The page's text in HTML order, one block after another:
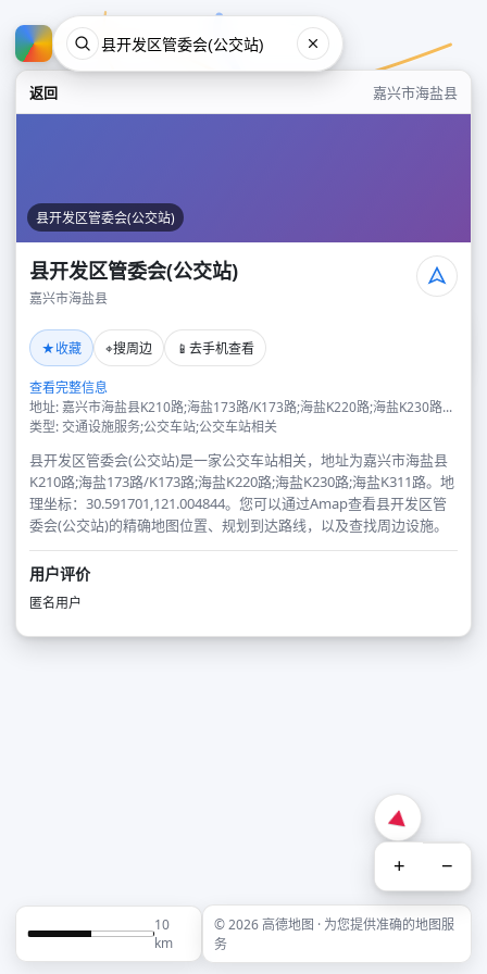
返回 嘉兴市海盐县
县开发区管委会(公交站)
县开发区管委会(公交站)
嘉兴市海盐县
★收藏 ⌖搜周边 📱 去手机查看
查看完整信息
地址: 嘉兴市海盐县K210路;海盐173路/K173路;海盐K220路;海盐K230路...
类型: 交通设施服务;公交车站;公交车站相关
县开发区管委会(公交站)是一家公交车站相关，地址为嘉兴市海盐县
K210路;海盐173路/K173路;海盐K220路;海盐K230路;海盐K311路。地
理坐标：30.591701,121.004844。您可以通过Amap查看县开发区管
委会(公交站)的精确地图位置、规划到达路线，以及查找周边设施。
用户评价
匿名用户
+ −
10
km
© 2026 高德地图 · 为您提供准确的地图服
务